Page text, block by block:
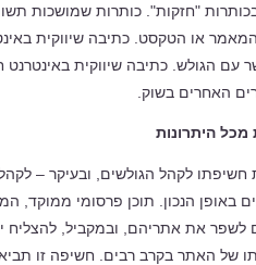
"חזקות". כותרות שמושכות
או הטקסט. כתיבה שיווקית
עם הגולש. כתיבה שיווקית
האחרים בשוק.
מכל היתרונות
לקהל הגולשים, ובעיקר – לקהל
באופן הנכון. תוכן פרסומי ממוקד,
לשפר את אתריהם, ובמקביל, להצליח
האתר בקרב רבים. חשיפה זו תביא